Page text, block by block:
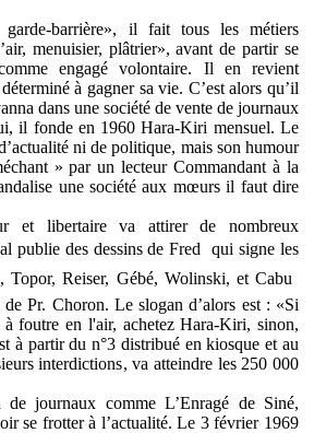
barrière», il fait tous les métiers
menuisier, plâtrier», avant de partir se
engagé volontaire. Il en revient
à gagner sa vie. C’est alors qu’il
dans une société de vente de journaux
il fonde en 1960 Hara-Kiri mensuel. Le
ni de politique, mais son humour
» par un lecteur Commandant à la
une société aux mœurs il faut dire
et libertaire va attirer de nombreux
publie des dessins de Fred  qui signe les
Topor, Reiser, Gébé, Wolinski, et Cabu 
Pr. Choron. Le slogan d’alors est : «Si
foutre en l'air, achetez Hara-Kiri, sinon,
à partir du n°3 distribué en kiosque et au
interdictions, va atteindre les 250 000
journaux comme L’Enragé de Siné,
se frotter à l’actualité. Le 3 février 1969